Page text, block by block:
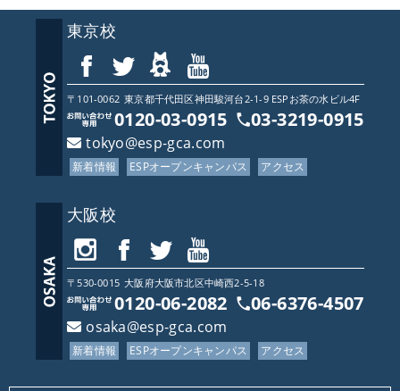
東京校
〒101-0062 東京都千代田区神田駿河台2-1-9 ESPお茶の水ビル4F
0120-03-0915 03-3219-0915
tokyo@esp-gca.com
新着情報 ESPオープンキャンパス アクセス
大阪校
〒530-0015 大阪府大阪市北区中崎西2-5-18
0120-06-2082 06-6376-4507
osaka@esp-gca.com
新着情報 ESPオープンキャンパス アクセス